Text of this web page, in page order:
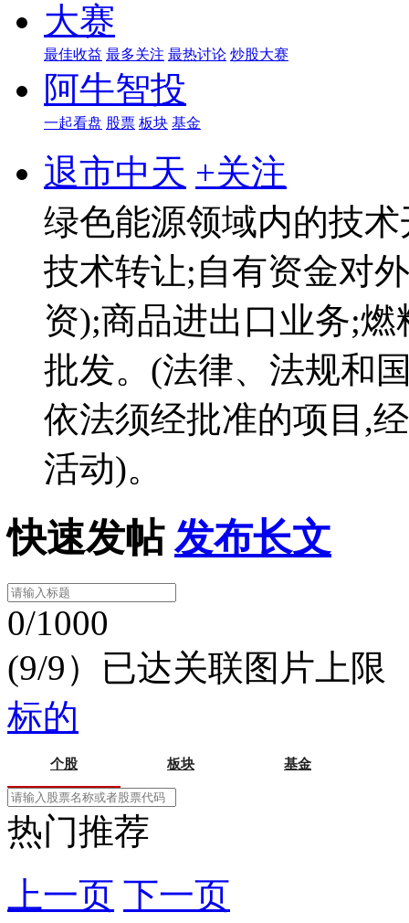
大赛
最佳收益 最多关注 最热讨论 炒股大赛
阿牛智投
一起看盘 股票 板块 基金
退市中天 +关注
绿色能源领域内的技
技术转让;自有资金对
资);商品进出口业务;
批发。(法律、法规和
依法须经批准的项目,
活动)。
快速发帖 发布长文
0/1000
(9/9）已达关联图片上限
标的
个股 板块 基金
热门推荐
上一页 下一页